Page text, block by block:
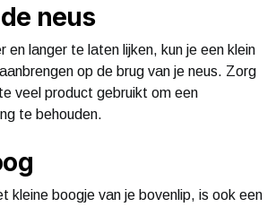
neus
en langer te laten lijken, kun je een klein
op de brug van je neus. Zorg
veel product gebruikt om een
te behouden.
kleine boogje van je bovenlip, is ook een